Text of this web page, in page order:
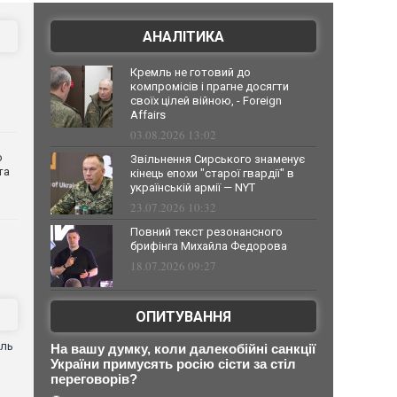
АНАЛІТИКА
Кремль не готовий до
компромісів і прагне досягти
своїх цілей війною, - Foreign
Affairs
03.08.2026 13:02
Звільнення Сирського знаменує
кінець епохи "старої гвардії" в
українській армії — NYT
23.07.2026 10:32
Повний текст резонансного
брифінга Михайла Федорова
18.07.2026 09:27
ОПИТУВАННЯ
На вашу думку, коли далекобійні санкції
України примусять росію сісти за стіл
переговорів?